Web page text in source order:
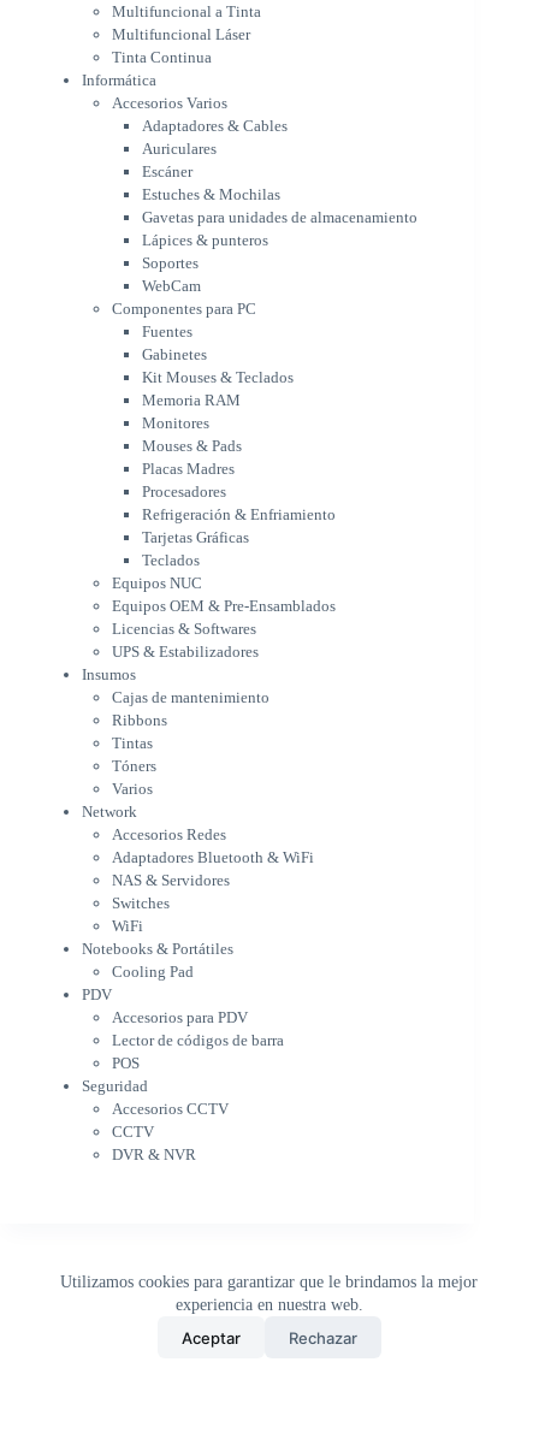
Utilizamos cookies para garantizar que le brindamos la mejor
experiencia en nuestra web.
Aceptar Rechazar
Escáner
Estuches & Mochilas
Gavetas para unidades de
almacenamiento
Lápices & punteros
Soportes
WebCam
Componentes para PC
Fuentes
Gabinetes
Kit Mouses & Teclados
Memoria RAM
Monitores
Mouses & Pads
Placas Madres
Procesadores
Refrigeración & Enfriamiento
Tarjetas Gráficas
Teclados
Equipos NUC
Equipos OEM & Pre-Ensamblados
Licencias & Softwares
UPS & Estabilizadores
Insumos
Cajas de mantenimiento
Ribbons
Tintas
Tóners
Varios
Network
Accesorios Redes
Adaptadores Bluetooth & WiFi
Switches
WiFi
Notebooks & Portátiles
Cargador para notebook
Cooling Pad
PDV
Accesorios para PDV
Lector de códigos de barra
POS
Seguridad
Accesorios CCTV
CCTV
DVR & NVR
Sin categorizar
Multifuncional a Tinta
Multifuncional Láser
Tinta Continua
Informática
Accesorios Varios
Adaptadores & Cables
Auriculares
Escáner
Estuches & Mochilas
Gavetas para unidades de almacenamiento
Lápices & punteros
Soportes
WebCam
Componentes para PC
Fuentes
Gabinetes
Kit Mouses & Teclados
Memoria RAM
Monitores
Mouses & Pads
Placas Madres
Procesadores
Refrigeración & Enfriamiento
Tarjetas Gráficas
Teclados
Equipos NUC
Equipos OEM & Pre-Ensamblados
Licencias & Softwares
UPS & Estabilizadores
Insumos
Cajas de mantenimiento
Ribbons
Tintas
Tóners
Varios
Network
Accesorios Redes
Adaptadores Bluetooth & WiFi
NAS & Servidores
Switches
WiFi
Notebooks & Portátiles
Cooling Pad
PDV
Accesorios para PDV
Lector de códigos de barra
POS
Seguridad
Accesorios CCTV
CCTV
DVR & NVR